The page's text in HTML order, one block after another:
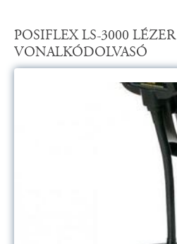
POSIFLEX LS-3000 LÉZER
VONALKÓDOLVASÓ